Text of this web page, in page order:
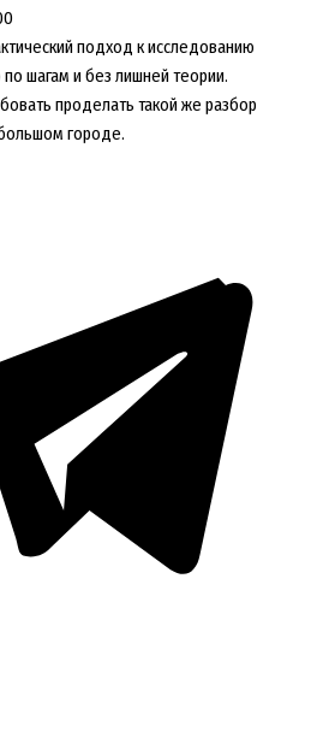
подход к исследованию
шагам и без лишней теории.
проделать такой же разбор
городе.